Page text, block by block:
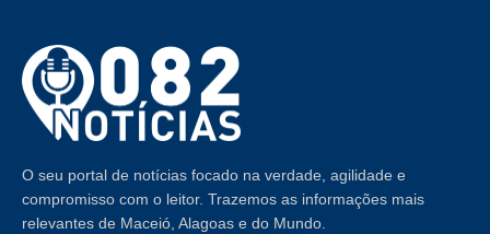
O seu portal de notícias focado na verdade, agilidade e
compromisso com o leitor. Trazemos as informações mais
relevantes de Maceió, Alagoas e do Mundo.